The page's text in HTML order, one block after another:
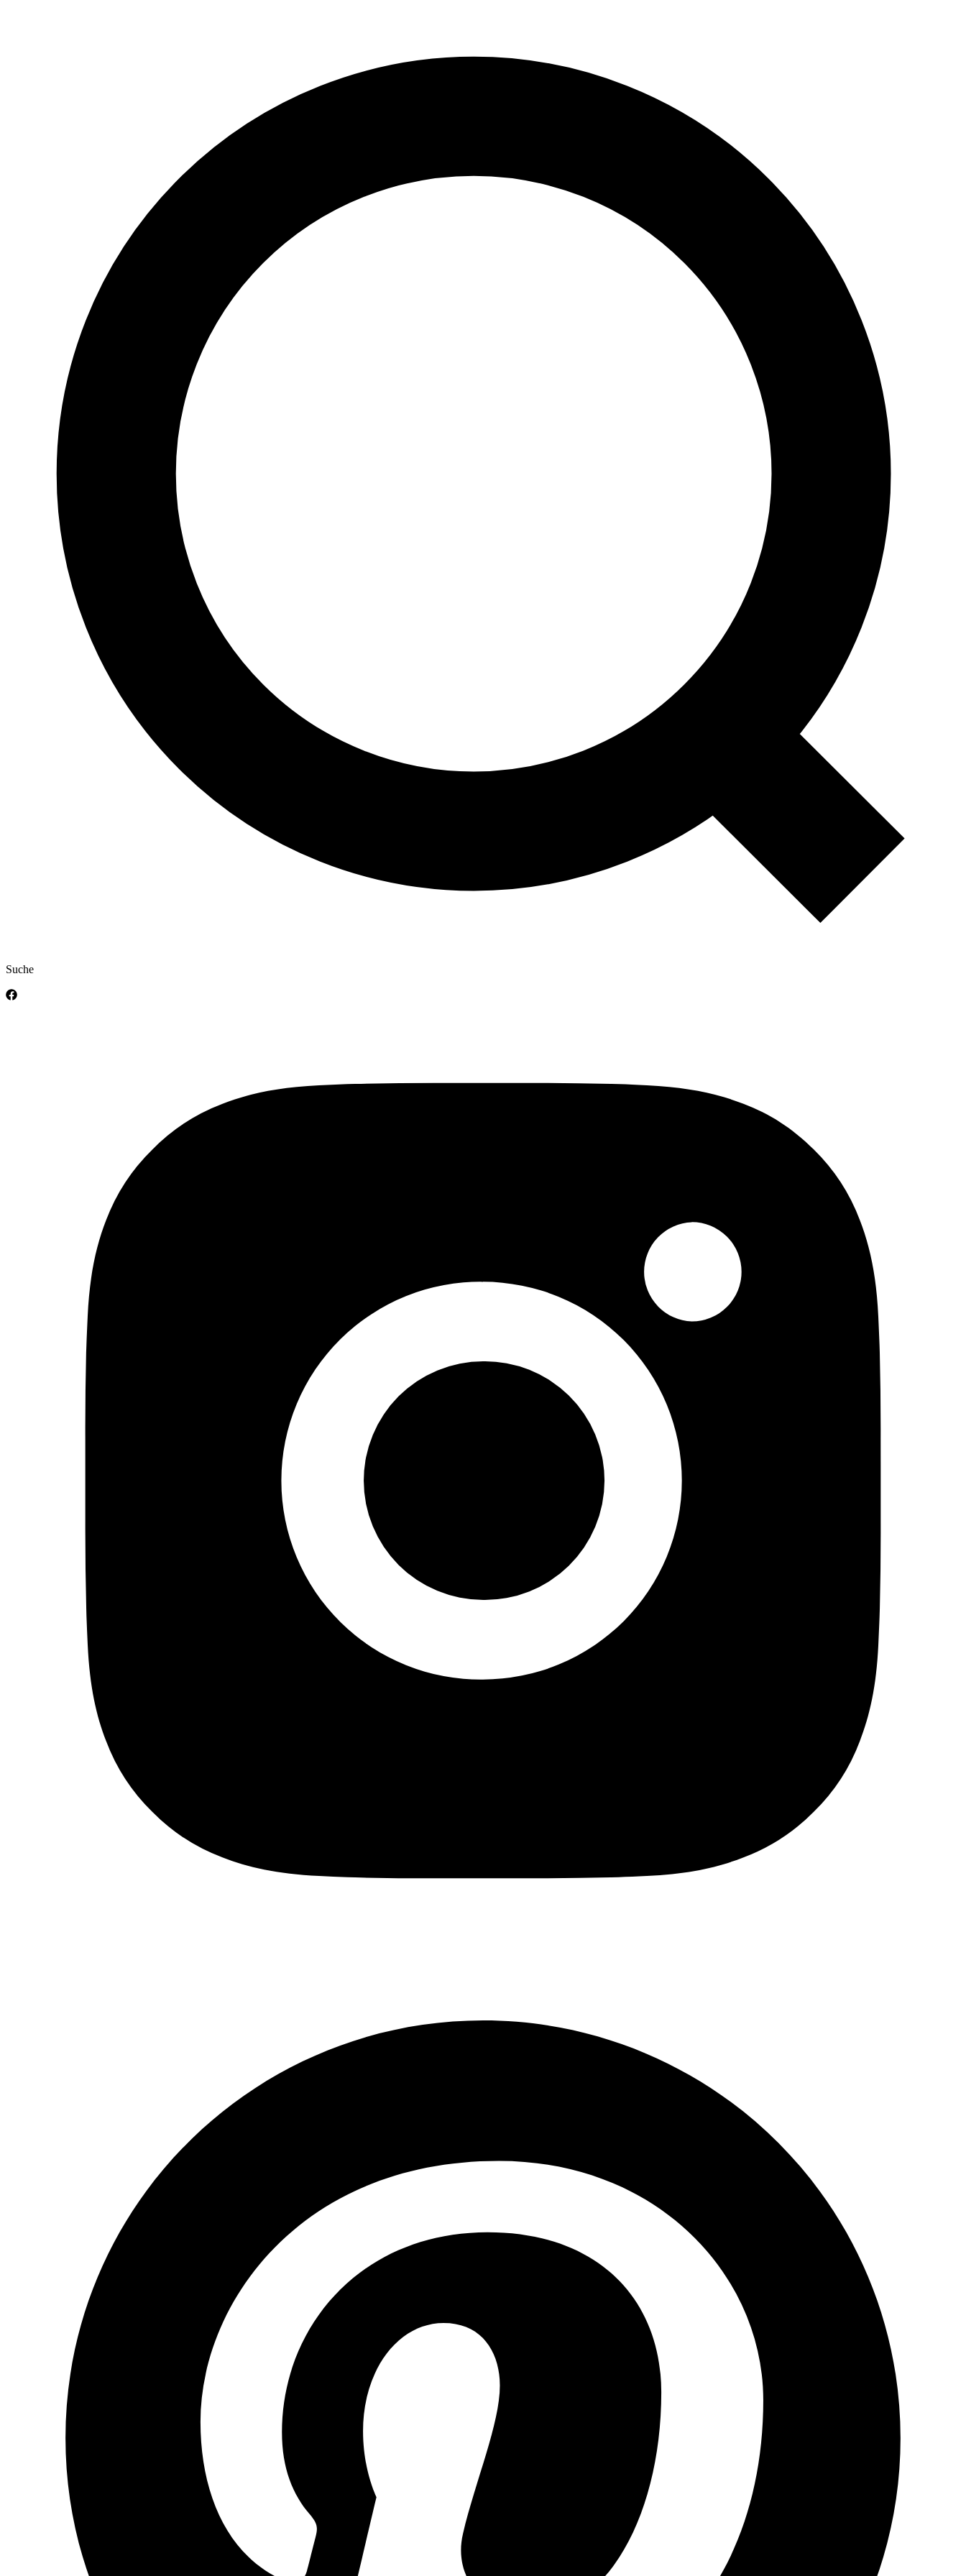
Suche